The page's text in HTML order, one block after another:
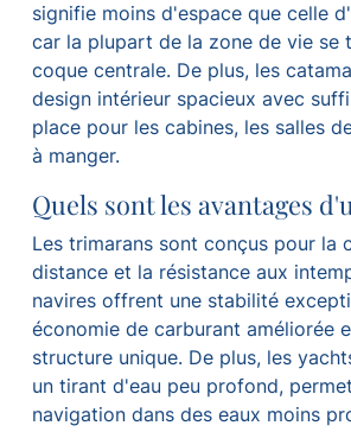
signifie moins d'espace que celle
car la plupart de la zone de vie se
coque centrale. De plus, les
design intérieur spacieux avec
place pour les cabines, les salles
à manger.
Quels sont les avantages
Les trimarans sont conçus pour la
distance et la résistance aux
navires offrent une stabilité
économie de carburant améliorée
structure unique. De plus, les
un tirant d'eau peu profond,
navigation dans des eaux moins